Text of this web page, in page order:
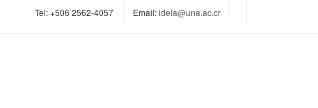
Tel:+506 2562-4057 Email:idela@una.ac.cr